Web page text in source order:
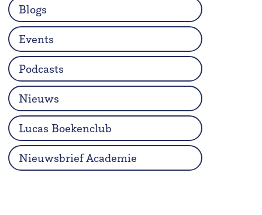
Blogs
Events
Podcasts
Nieuws
Lucas Boekenclub
Nieuwsbrief Academie